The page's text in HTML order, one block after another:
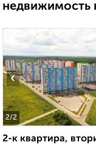
недвижимость
2/2
‹
2-к квартира,